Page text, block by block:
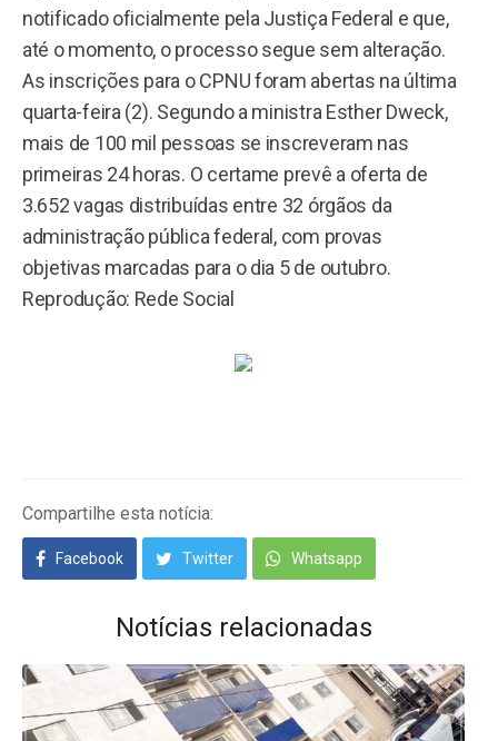
notificado oficialmente pela Justiça Federal e que,
até o momento, o processo segue sem alteração.
As inscrições para o CPNU foram abertas na última
quarta-feira (2). Segundo a ministra Esther Dweck,
mais de 100 mil pessoas se inscreveram nas
primeiras 24 horas. O certame prevê a oferta de
3.652 vagas distribuídas entre 32 órgãos da
administração pública federal, com provas
objetivas marcadas para o dia 5 de outubro.
Reprodução: Rede Social
Compartilhe esta notícia:
Facebook Twitter Whatsapp
Notícias relacionadas